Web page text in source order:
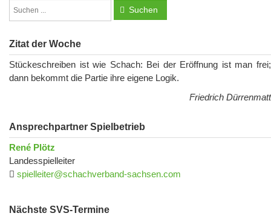
Suchen
Zitat der Woche
Stückeschreiben ist wie Schach: Bei der Eröffnung ist man frei;
dann bekommt die Partie ihre eigene Logik.
Friedrich Dürrenmatt
Ansprechpartner Spielbetrieb
René Plötz
Landesspielleiter
spielleiter@schachverband-sachsen.com
Nächste SVS-Termine